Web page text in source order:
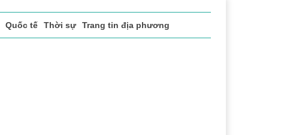
Quốc tế Thời sự Trang tin địa phương